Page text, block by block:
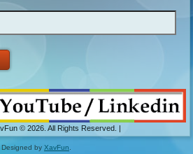
© 2026. All Rights Reserved. |
Designed by XavFun